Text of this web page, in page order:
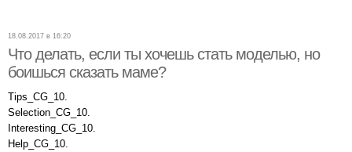
18.08.2017 в 16:20
Что делать, если ты хочешь стать моделью, но
боишься сказать маме?
Tips_CG_10.
Selection_CG_10.
Interesting_CG_10.
Help_CG_10.